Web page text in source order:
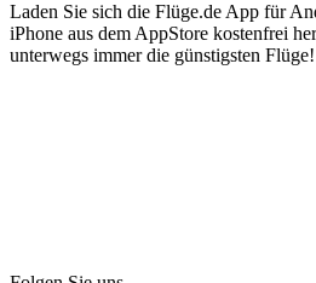
Laden Sie sich die Flüge.de App für
iPhone aus dem AppStore kostenfrei
unterwegs immer die günstigsten Flüge!